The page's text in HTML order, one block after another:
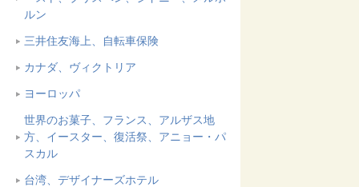
ルン
三井住友海上、自転車保険
カナダ、ヴィクトリア
ヨーロッパ
世界のお菓子、フランス、アルザス地
方、イースター、復活祭、アニョー・パ
スカル
台湾、デザイナーズホテル